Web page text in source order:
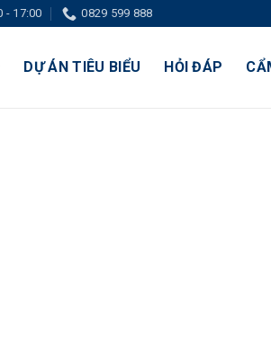
- 17:00 0829 599 888
DỰ ÁN TIÊU BIỂU HỎI ĐÁP